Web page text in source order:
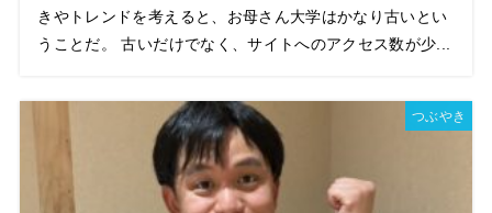
きやトレンドを考えると、お母さん大学はかなり古いとい
うことだ。 古いだけでなく、サイトへのアクセス数が少...
つぶやき